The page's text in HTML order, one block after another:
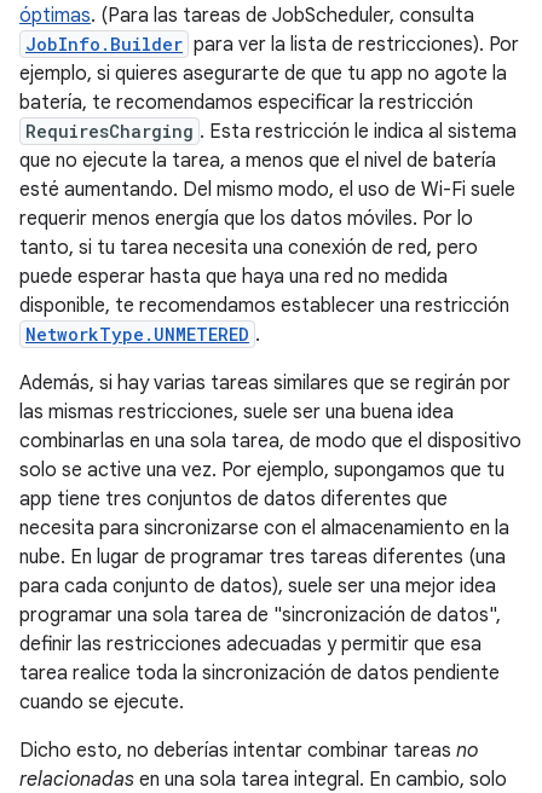
óptimas. (Para las tareas de JobScheduler, consulta
JobInfo.Builder para ver la lista de restricciones). Por
ejemplo, si quieres asegurarte de que tu app no agote la
batería, te recomendamos especificar la restricción
RequiresCharging . Esta restricción le indica al sistema
que no ejecute la tarea, a menos que el nivel de batería
esté aumentando. Del mismo modo, el uso de Wi-Fi suele
requerir menos energía que los datos móviles. Por lo
tanto, si tu tarea necesita una conexión de red, pero
puede esperar hasta que haya una red no medida
disponible, te recomendamos establecer una restricción
NetworkType.UNMETERED .
Además, si hay varias tareas similares que se regirán por
las mismas restricciones, suele ser una buena idea
combinarlas en una sola tarea, de modo que el dispositivo
solo se active una vez. Por ejemplo, supongamos que tu
app tiene tres conjuntos de datos diferentes que
necesita para sincronizarse con el almacenamiento en la
nube. En lugar de programar tres tareas diferentes (una
para cada conjunto de datos), suele ser una mejor idea
programar una sola tarea de "sincronización de datos",
definir las restricciones adecuadas y permitir que esa
tarea realice toda la sincronización de datos pendiente
cuando se ejecute.
Dicho esto, no deberías intentar combinar tareas no
relacionadas en una sola tarea integral. En cambio, solo